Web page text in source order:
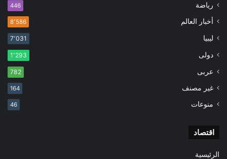
رياضة 446
أخبار العالم 8٬586
ليبيا 7٬031
دولى 1٬293
عربى 782
غير مصنف 164
منوعات 46
اقتصاد
الرئيسية